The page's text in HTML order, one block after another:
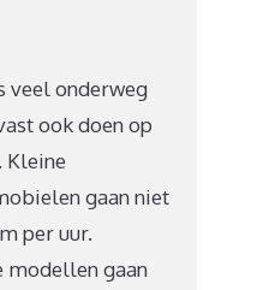
veel onderweg
ook doen op
Kleine
gaan niet
per uur.
modellen gaan